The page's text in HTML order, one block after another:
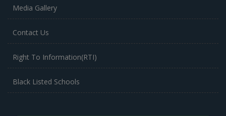
Media Gallery
Contact Us
Right To Information(RTI)
Black Listed Schools